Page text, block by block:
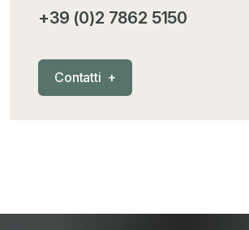
+39 (0)2 7862 5150
Contatti +